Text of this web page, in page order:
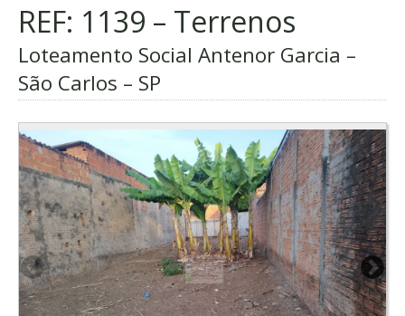
REF: 1139 – Terrenos
Loteamento Social Antenor Garcia –
São Carlos – SP